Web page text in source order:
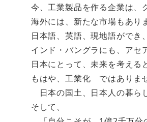
今、工業製品を作る企業は、
海外には、新たな市場もあり
日本語、英語、現地語ができ
インド・バングラにも、アセ
日本にとって、未来を考える
もはや、工業化 ではありま
日本の国土、日本人の暮ら
そして、